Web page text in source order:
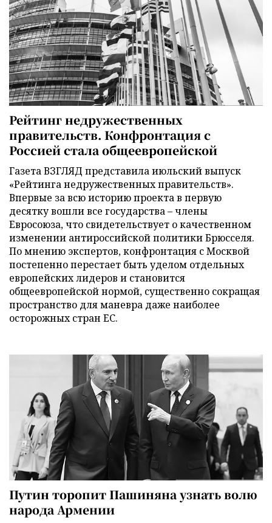
Рейтинг недружественных
правительств. Конфронтация с
Россией стала общеевропейской
Газета ВЗГЛЯД представила июльский выпуск
«Рейтинга недружественных правительств».
Впервые за всю историю проекта в первую
десятку вошли все государства – члены
Евросоюза, что свидетельствует о качественном
изменении антироссийской политики Брюсселя.
По мнению экспертов, конфронтация с Москвой
постепенно перестает быть уделом отдельных
европейских лидеров и становится
общеевропейской нормой, существенно сокращая
пространство для маневра даже наиболее
осторожных стран ЕС.
Путин торопит Пашиняна узнать волю
народа Армении